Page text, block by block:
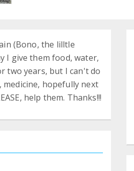
(Bono, the lilltle
I give them food, water,
two years, but I can't do
hopefully next
help them. Thanks!!!